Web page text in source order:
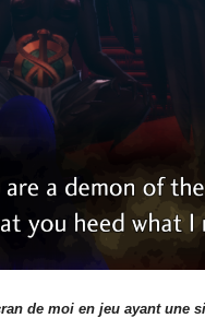
de moi en jeu ayant une